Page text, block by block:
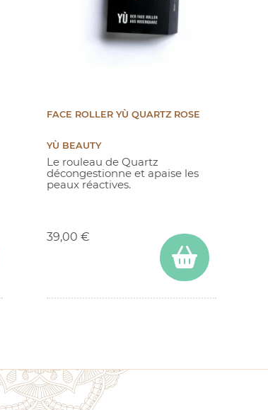
FACE ROLLER YÙ QUARTZ ROSE
YÙ BEAUTY
Le rouleau de Quartz
décongestionne et apaise les
peaux réactives.
39,00 €